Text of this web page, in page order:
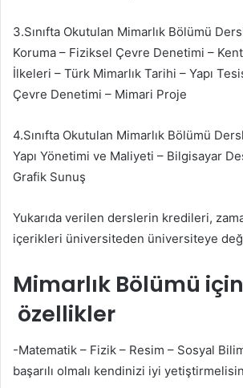
3.Sınıfta Okutulan Mimarlık Bölümü
Koruma – Fiziksel Çevre Denetimi –
İlkeleri – Türk Mimarlık Tarihi – Yapı
Çevre Denetimi – Mimari Proje
4.Sınıfta Okutulan Mimarlık Bölümü
Yapı Yönetimi ve Maliyeti – Bilgisayar
Grafik Sunuş
Yukarıda verilen derslerin kredileri,
içerikleri üniversiteden üniversiteye
Mimarlık Bölümü
özellikler
-Matematik – Fizik – Resim – Sosyal
başarılı olmalı kendinizi iyi